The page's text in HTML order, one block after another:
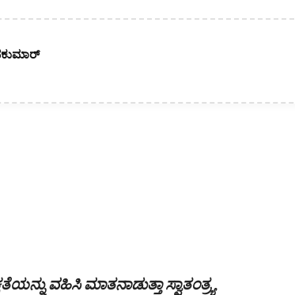
ವಹಿಸಿ ಮಾತನಾಡುತ್ತಾ ಸ್ವಾತಂತ್ರ್ಯ